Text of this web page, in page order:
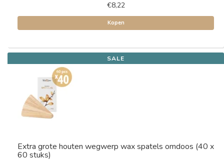
€8,22
Kopen
SALE
Extra grote houten wegwerp wax spatels omdoos (40 x
60 stuks)